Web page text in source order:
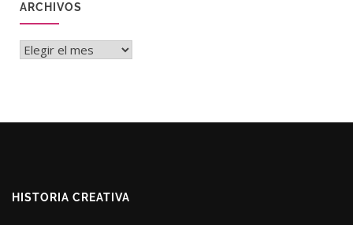
ARCHIVOS
Archivos
HISTORIA CREATIVA